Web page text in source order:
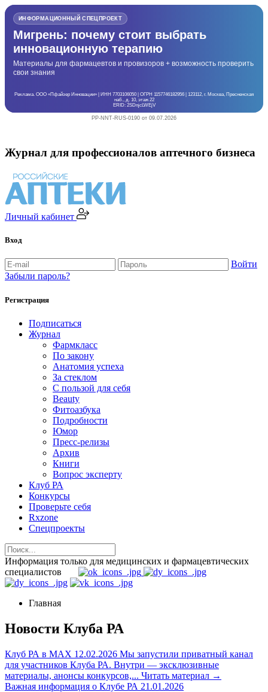
ИНФОРМАЦИОННЫЙ СПЕЦПРОЕКТ
Мигрень: почему стоит выбрать
инновационную терапию
Материалы для фармацевтов и провизоров + возможность проверить
свои знания
Реклама. ООО «Пфайзер Инновации» | ИНН 7703106050 | ОГРН 1157746182956 | 123112, г. Москва, Пресненская
наб., д. 10, этаж 22
ERID: 2SDnjcLWEjV
PP-NNT-RUS-0190 от 09.07.2026
Журнал для профессионалов аптечного бизнеса
Личный кабинет
Вход
Войти
Забыли пароль?
Регистрация
Подписаться
Журнал
Фармкласс
По закону
Анатомия успеха
За стеклом
С пользой для себя
Beauty
Фитоазбука
Подробности
Юмор
Пресс-релизы
Архив
Книги
Вопрос эксперту
Клуб РА
Конкурсы
Проверьте себя
Rxzone
Спецпроекты
Информация только для медицинских и фармацевтических
специалистов
Главная
Новости Клуба РА
Клуб РА в MAX 12.02.2026 Мы запустили приватный канал
для участников Клуба РА. Внутри — эксклюзивные
материалы, анонсы конкурсов,... Читать материал →
Важная информация о Клубе РА 21.01.2026